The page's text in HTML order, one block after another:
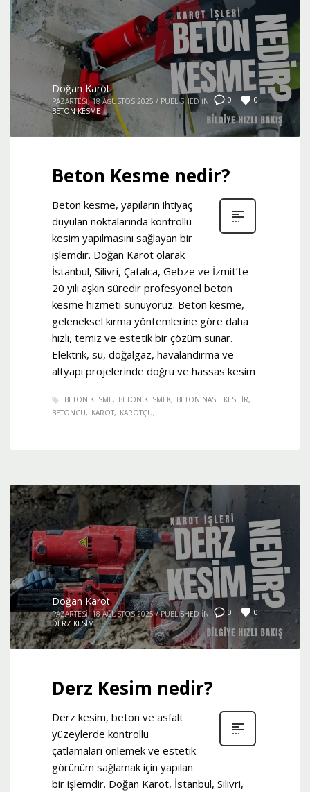
0 0
Doğan Karot
PAZARTESI, 18 AĞUSTOS 2025 / PUBLISHED IN
BETON KESME
Beton Kesme nedir?
Beton kesme, yapıların ihtiyaç
duyulan noktalarında kontrollü
kesim yapılmasını sağlayan bir
işlemdir. Doğan Karot olarak
İstanbul, Silivri, Çatalca, Gebze ve İzmit’te
20 yılı aşkın süredir profesyonel beton
kesme hizmeti sunuyoruz. Beton kesme,
geleneksel kırma yöntemlerine göre daha
hızlı, temiz ve estetik bir çözüm sunar.
Elektrik, su, doğalgaz, havalandırma ve
altyapı projelerinde doğru ve hassas kesim
BETON KESME BETON KESMEK
BETON NASIL KESILIR
BETONCU
KAROT KAROTÇU
0 0
Doğan Karot
PAZARTESI, 18 AĞUSTOS 2025 / PUBLISHED IN
DERZ KESIM
Derz Kesim nedir?
Derz kesim, beton ve asfalt
yüzeylerde kontrollü
çatlamaları önlemek ve estetik
görünüm sağlamak için yapılan
bir işlemdir. Doğan Karot, İstanbul, Silivri,